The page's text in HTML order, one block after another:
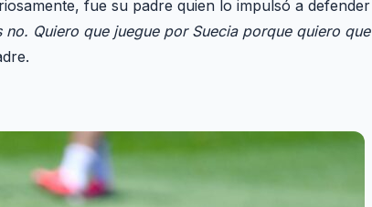
fue su padre quien lo impulsó a defender
Quiero que juegue por Suecia porque quiero que